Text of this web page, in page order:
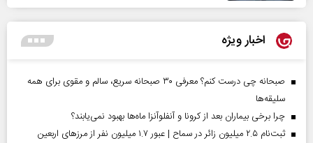
اخبار ویژه
صبحانه چی درست کنم؟ معرفی ۳۰ صبحانه سریع، سالم و مقوی برای همه
سلیقه‌ها
چرا برخی بیماران بعد از کرونا و آنفلوآنزا ماه‌ها بهبود نمی‌یابند؟
ثبت‌نام ۲.۵ میلیون زائر در سماح | عبور ۱.۷ میلیون نفر از مرز‌های اربعین